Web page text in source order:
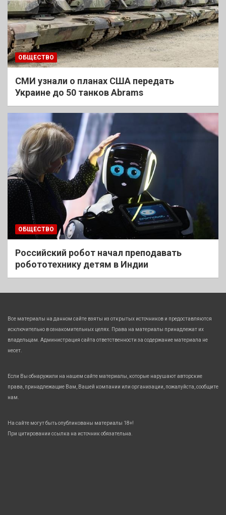
ОБЩЕСТВО
СМИ узнали о планах США передать
Украине до 50 танков Abrams
ОБЩЕСТВО
Российский робот начал преподавать
робототехнику детям в Индии
Все материалы на данном сайте взяты из открытых источников и предоставляются
исключительно в ознакомительных целях. Права на материалы принадлежат их
владельцам. Администрация сайта ответственности за содержание материала не
несет.
Если Вы обнаружили на нашем сайте материалы, которые нарушают авторские
права, принадлежащие Вам, Вашей компании или организации, пожалуйста, сообщите
нам.
На сайте могут быть опубликованы материалы 18+!
При цитировании ссылка на источник обязательна.